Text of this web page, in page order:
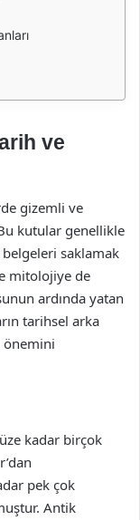
ve
gizemli ve
kutular genellikle
saklamak
mitolojiye de
ardında yatan
tarihsel arka
önemini
kadar birçok
pek çok
Antik